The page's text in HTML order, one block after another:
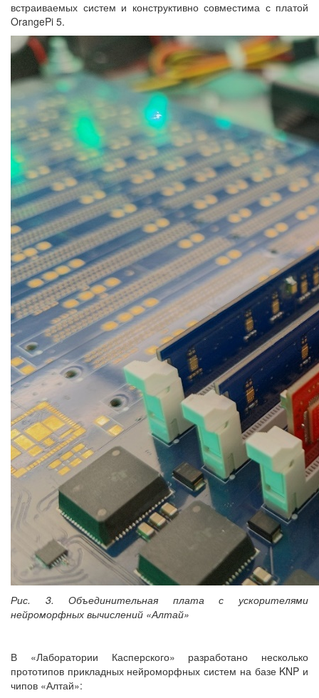
встраиваемых систем и конструктивно совместима с платой
OrangePi 5.
Рис. 3. Объединительная плата с ускорителями
нейроморфных вычислений «Алтай»
В «Лаборатории Касперского» разработано несколько
прототипов прикладных нейроморфных систем на базе KNP и
чипов «Алтай»: